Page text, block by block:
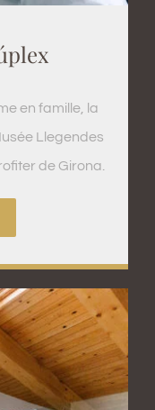
en famille, la
Llegendes
de Girona.